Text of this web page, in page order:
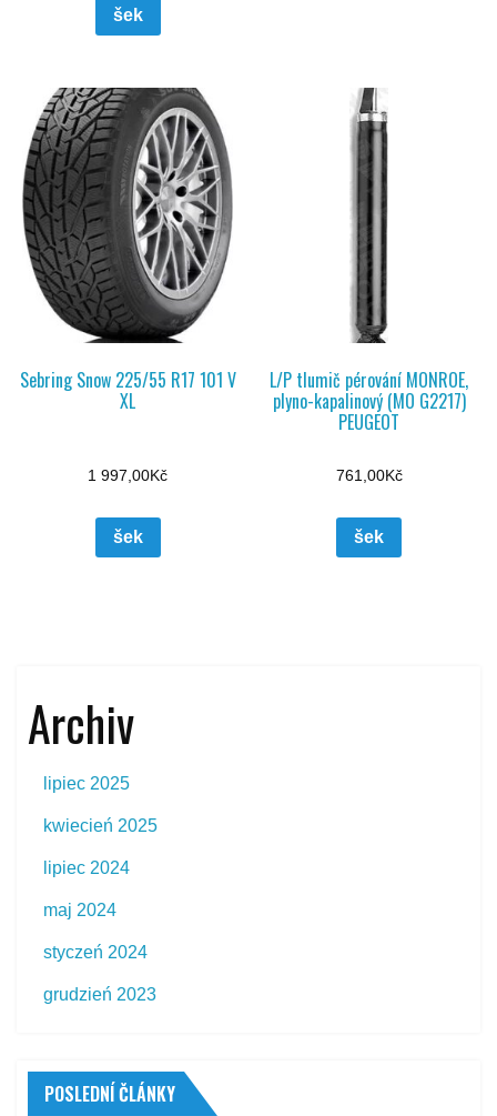
šek
Sebring Snow 225/55 R17 101 V
XL
1 997,00Kč
šek
L/P tlumič pérování MONROE,
plyno-kapalinový (MO G2217)
PEUGEOT
761,00Kč
šek
Archiv
lipiec 2025
kwiecień 2025
lipiec 2024
maj 2024
styczeń 2024
grudzień 2023
POSLEDNÍ ČLÁNKY